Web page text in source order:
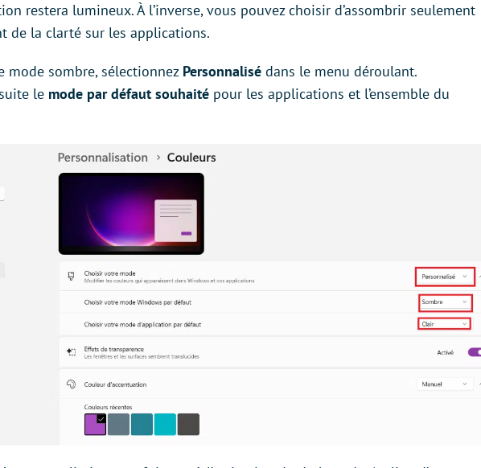
restera lumineux. À l’inverse, vous pouvez choisir d’assombrir seulement
de la clarté sur les applications.
mode sombre, sélectionnez Personnalisé dans le menu déroulant.
le mode par défaut souhaité pour les applications et l’ensemble du